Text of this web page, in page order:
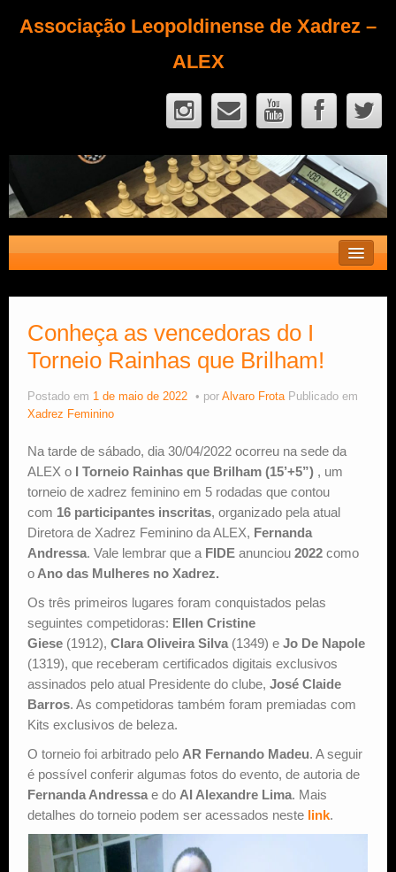
Associação Leopoldinense de Xadrez –
ALEX
Fique Sócio
Quem Somos?
Calendário
Conheça as vencedoras do I
Torneio Rainhas que Brilham!
Postado em 1 de maio de 2022 por Alvaro Frota Publicado em
Xadrez Feminino
Na tarde de sábado, dia 30/04/2022 ocorreu na sede da
ALEX o I Torneio Rainhas que Brilham (15’+5”) , um
torneio de xadrez feminino em 5 rodadas que contou
com 16 participantes inscritas, organizado pela atual
Diretora de Xadrez Feminino da ALEX, Fernanda
Andressa. Vale lembrar que a FIDE anunciou 2022 como
o Ano das Mulheres no Xadrez.
Os três primeiros lugares foram conquistados pelas
seguintes competidoras: Ellen Cristine
Giese (1912), Clara Oliveira Silva (1349) e Jo De Napole
(1319), que receberam certificados digitais exclusivos
assinados pelo atual Presidente do clube, José Claide
Barros. As competidoras também foram premiadas com
Kits exclusivos de beleza.
O torneio foi arbitrado pelo AR Fernando Madeu. A seguir
é possível conferir algumas fotos do evento, de autoria de
Fernanda Andressa e do AI Alexandre Lima. Mais
detalhes do torneio podem ser acessados neste link.